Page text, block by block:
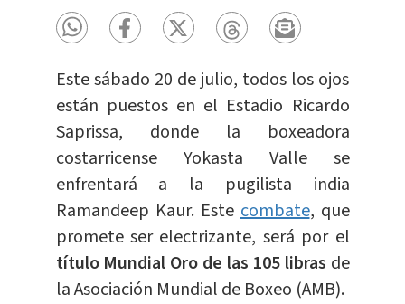
Este sábado 20 de julio, todos los ojos
están puestos en el Estadio Ricardo
Saprissa, donde la boxeadora
costarricense Yokasta Valle se
enfrentará a la pugilista india
Ramandeep Kaur. Estecombate, que
promete ser electrizante, será por el
título Mundial Oro de las 105 libras de
la Asociación Mundial de Boxeo (AMB).